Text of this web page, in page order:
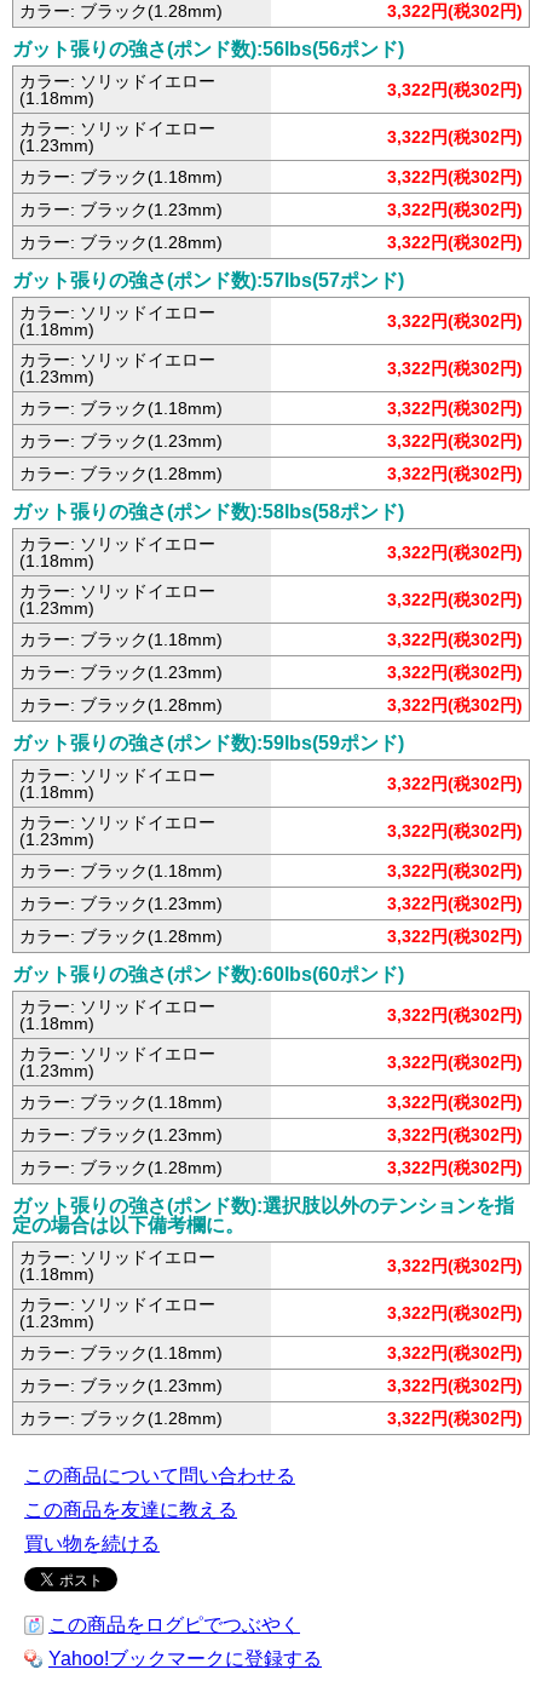
カラー: ブラック(1.28mm)
3,322円(税302円)
ガット張りの強さ(ポンド数):56lbs(56ポンド)
カラー: ソリッドイエロー
(1.18mm)
3,322円(税302円)
カラー: ソリッドイエロー
(1.23mm)
3,322円(税302円)
カラー: ブラック(1.18mm)
3,322円(税302円)
カラー: ブラック(1.23mm)
3,322円(税302円)
カラー: ブラック(1.28mm)
3,322円(税302円)
ガット張りの強さ(ポンド数):57lbs(57ポンド)
カラー: ソリッドイエロー
(1.18mm)
3,322円(税302円)
カラー: ソリッドイエロー
(1.23mm)
3,322円(税302円)
カラー: ブラック(1.18mm)
3,322円(税302円)
カラー: ブラック(1.23mm)
3,322円(税302円)
カラー: ブラック(1.28mm)
3,322円(税302円)
ガット張りの強さ(ポンド数):58lbs(58ポンド)
カラー: ソリッドイエロー
(1.18mm)
3,322円(税302円)
カラー: ソリッドイエロー
(1.23mm)
3,322円(税302円)
カラー: ブラック(1.18mm)
3,322円(税302円)
カラー: ブラック(1.23mm)
3,322円(税302円)
カラー: ブラック(1.28mm)
3,322円(税302円)
ガット張りの強さ(ポンド数):59lbs(59ポンド)
カラー: ソリッドイエロー
(1.18mm)
3,322円(税302円)
カラー: ソリッドイエロー
(1.23mm)
3,322円(税302円)
カラー: ブラック(1.18mm)
3,322円(税302円)
カラー: ブラック(1.23mm)
3,322円(税302円)
カラー: ブラック(1.28mm)
3,322円(税302円)
ガット張りの強さ(ポンド数):60lbs(60ポンド)
カラー: ソリッドイエロー
(1.18mm)
3,322円(税302円)
カラー: ソリッドイエロー
(1.23mm)
3,322円(税302円)
カラー: ブラック(1.18mm)
3,322円(税302円)
カラー: ブラック(1.23mm)
3,322円(税302円)
カラー: ブラック(1.28mm)
3,322円(税302円)
ガット張りの強さ(ポンド数):選択肢以外のテンションを指
定の場合は以下備考欄に。
カラー: ソリッドイエロー
(1.18mm)
3,322円(税302円)
カラー: ソリッドイエロー
(1.23mm)
3,322円(税302円)
カラー: ブラック(1.18mm)
3,322円(税302円)
カラー: ブラック(1.23mm)
3,322円(税302円)
カラー: ブラック(1.28mm)
3,322円(税302円)
この商品について問い合わせる
この商品を友達に教える
買い物を続ける
この商品をログピでつぶやく
Yahoo!ブックマークに登録する